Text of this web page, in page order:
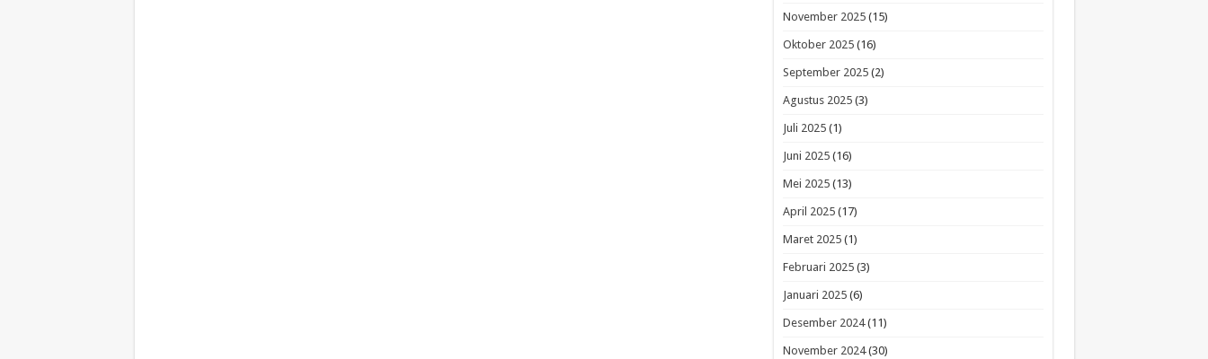
November 2025(15)
Oktober 2025(16)
September 2025(2)
Agustus 2025(3)
Juli 2025(1)
Juni 2025(16)
Mei 2025(13)
April 2025(17)
Maret 2025(1)
Februari 2025(3)
Januari 2025(6)
Desember 2024(11)
November 2024(30)